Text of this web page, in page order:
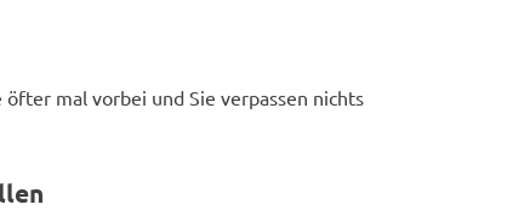
mal vorbei und Sie verpassen nichts